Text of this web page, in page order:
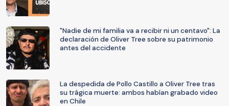
"Nadie de mi familia va a recibir ni un centavo": La
declaración de Oliver Tree sobre su patrimonio
antes del accidente
La despedida de Pollo Castillo a Oliver Tree tras
su trágica muerte: ambos habían grabado video
en Chile